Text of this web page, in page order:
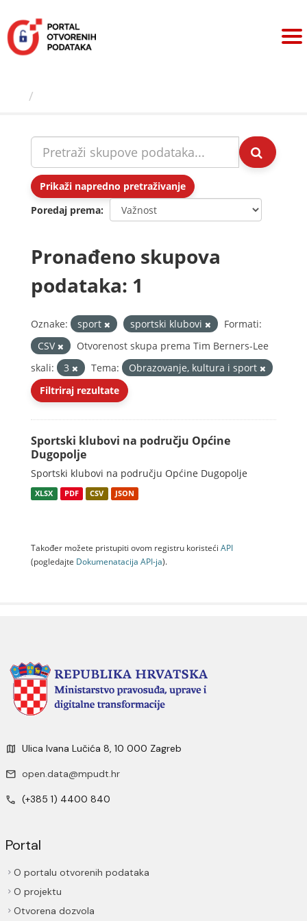
sadržaj
Prikaži napredno pretraživanje
Poredaj prema
Pronađeno skupova
podataka: 1
Oznake: sport sportski klubovi
Formati:
CSV
Otvorenost skupa prema Tim Berners-Lee
skali:
3 Tema:
Obrazovanje, kultura i sport
Filtriraj rezultate
Sportski klubovi na području Općine
Dugopolje
Sportski klubovi na području Općine Dugopolje
XLSX PDF CSV JSON
Također možete pristupiti ovom registru koristeći API
(pogledajte Dokumenаtаcijа API-jа).